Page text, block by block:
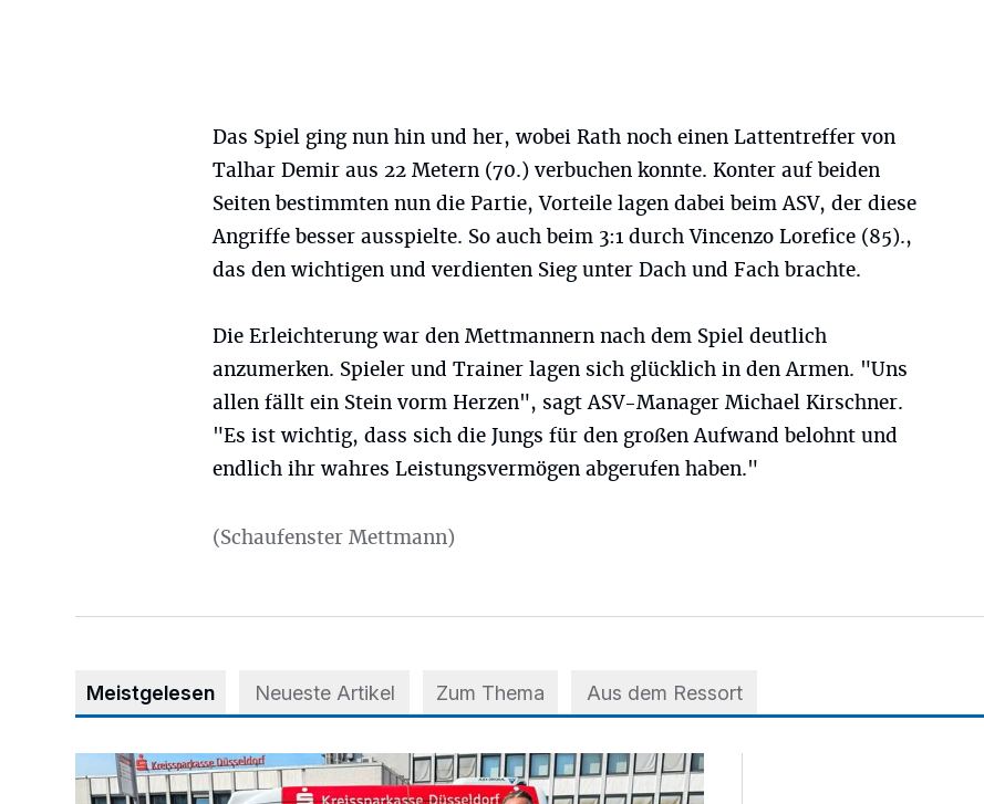
Das Spiel ging nun hin und her, wobei Rath noch einen Lattentreffer von
Talhar Demir aus 22 Metern (70.) verbuchen konnte. Konter auf beiden
Seiten bestimmten nun die Partie, Vorteile lagen dabei beim ASV, der diese
Angriffe besser ausspielte. So auch beim 3:1 durch Vincenzo Lorefice (85).,
das den wichtigen und verdienten Sieg unter Dach und Fach brachte.
Die Erleichterung war den Mettmannern nach dem Spiel deutlich
anzumerken. Spieler und Trainer lagen sich glücklich in den Armen. "Uns
allen fällt ein Stein vorm Herzen", sagt ASV-Manager Michael Kirschner.
"Es ist wichtig, dass sich die Jungs für den großen Aufwand belohnt und
endlich ihr wahres Leistungsvermögen abgerufen haben."
(Schaufenster Mettmann)
Meistgelesen Neueste Artikel Zum Thema Aus dem Ressort
Starthilfe für den BürgerBus